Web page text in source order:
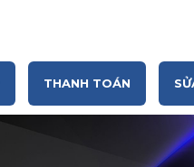
THANH TOÁN